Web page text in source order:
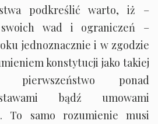
podkreślić warto, iż –
wad i ograniczeń –
jednoznacznie i w zgodzie
konstytucji jako takiej
pierwszeństwo ponad
bądź umowami
To samo rozumienie musi